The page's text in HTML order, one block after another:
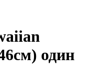
один